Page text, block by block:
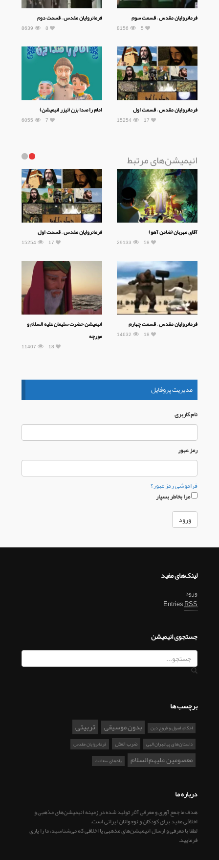
فرمانروایان مقدس – قسمت سوم
8156 5
فرمانروایان مقدس – قسمت دوم
8639 8
فرمانروایان مقدس – قسمت اول
15254 17
امام را صدا بزن (تیزر انیمیشن)
6055 7
انیمیشن‌های مرتبط
آقای مهربان (ضامن آهو)
29133 58
فرمانروایان مقدس – قسمت اول
15254 17
فرمانروایان مقدس – قسمت چهارم
14632 18
انیمیشن حضرت سلیمان علیه السلام و
مورچه
11407 18
مدیریت پروفایل
نام كاربری
رمز عبور
فراموشی رمز عبور؟
مرا بخاطر بسپار
لینک‌های مفید
ورود
EntriesRSS
جستجوی انیمیشن
برچسب ها
احکام، اصول و فروع دین بدون موسیقی تربیتی
داستان‌های پیامبران الهی ضرب المثل فرمانروایان مقدس
معصومین علیهم السلام پله‌های سعادت
درباره ما
هدف ما جمع آوری و معرفی آثار تولید شده در زمینه انیمیشن‌های مذهبی و
اخلاقی مفید برای کودکان و نوجوانان ایرانی است.
لطفا با معرفی و ارسال انیمیشن‌های مذهبی یا اخلاقی که می‌شناسید، ما را یاری
فرمایید.